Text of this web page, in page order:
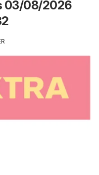
03/08/2026